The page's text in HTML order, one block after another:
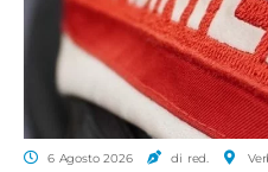
6 Agosto 2026 di red.